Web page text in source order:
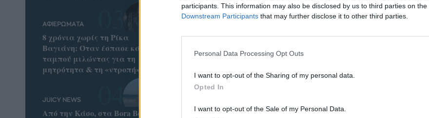
participants. This information may also be disclosed by us to third parties on the
Downstream Participants that may further disclose it to other third parties.
Personal Data Processing Opt Outs
I want to opt-out of the Sharing of my personal data.
Opted In
I want to opt-out of the Sale of my Personal Data.
ΑΦΙΕΡΩΜΑΤΑ
8 χρόνια χωρίς τη Ρίκα
Βαγιάνη: Όταν έσπασε κάθε
ταμπού μιλώντας για τη
μητρότητα & τη «ντροπή»
JUICY NEWS
Από την Κάσο, στα Bora Bora: Οι